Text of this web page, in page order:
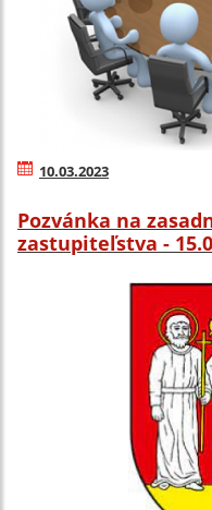
10.03.2023
Pozvánka na
zastupiteľstva -